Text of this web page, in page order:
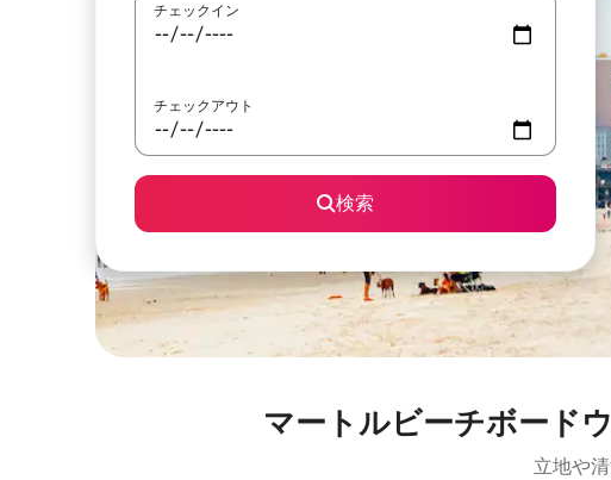
チェックイン
チェックアウト
検索
マートルビーチボード
立地や